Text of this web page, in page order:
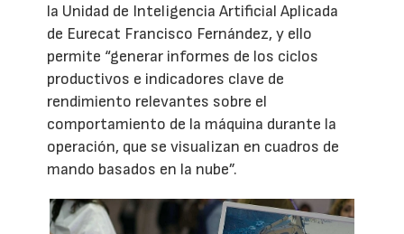
la Unidad de Inteligencia Artificial Aplicada
de Eurecat Francisco Fernández, y ello
permite “generar informes de los ciclos
productivos e indicadores clave de
rendimiento relevantes sobre el
comportamiento de la máquina durante la
operación, que se visualizan en cuadros de
mando basados en la nube”.